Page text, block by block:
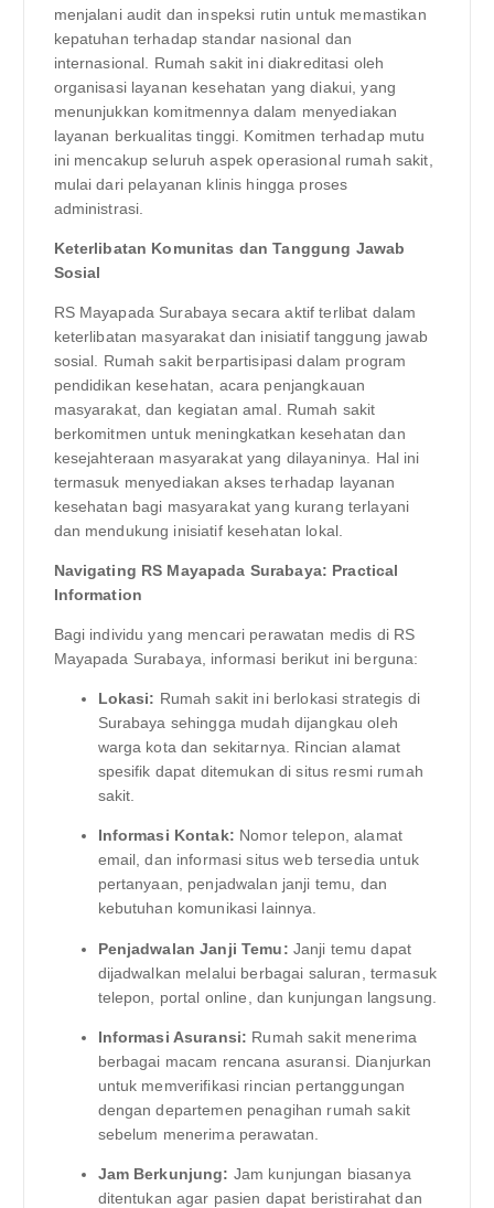
menjalani audit dan inspeksi rutin untuk memastikan
kepatuhan terhadap standar nasional dan
internasional. Rumah sakit ini diakreditasi oleh
organisasi layanan kesehatan yang diakui, yang
menunjukkan komitmennya dalam menyediakan
layanan berkualitas tinggi. Komitmen terhadap mutu
ini mencakup seluruh aspek operasional rumah sakit,
mulai dari pelayanan klinis hingga proses
administrasi.
Keterlibatan Komunitas dan Tanggung Jawab
Sosial
RS Mayapada Surabaya secara aktif terlibat dalam
keterlibatan masyarakat dan inisiatif tanggung jawab
sosial. Rumah sakit berpartisipasi dalam program
pendidikan kesehatan, acara penjangkauan
masyarakat, dan kegiatan amal. Rumah sakit
berkomitmen untuk meningkatkan kesehatan dan
kesejahteraan masyarakat yang dilayaninya. Hal ini
termasuk menyediakan akses terhadap layanan
kesehatan bagi masyarakat yang kurang terlayani
dan mendukung inisiatif kesehatan lokal.
Navigating RS Mayapada Surabaya: Practical
Information
Bagi individu yang mencari perawatan medis di RS
Mayapada Surabaya, informasi berikut ini berguna:
Lokasi: Rumah sakit ini berlokasi strategis di
Surabaya sehingga mudah dijangkau oleh
warga kota dan sekitarnya. Rincian alamat
spesifik dapat ditemukan di situs resmi rumah
sakit.
Informasi Kontak: Nomor telepon, alamat
email, dan informasi situs web tersedia untuk
pertanyaan, penjadwalan janji temu, dan
kebutuhan komunikasi lainnya.
Penjadwalan Janji Temu: Janji temu dapat
dijadwalkan melalui berbagai saluran, termasuk
telepon, portal online, dan kunjungan langsung.
Informasi Asuransi: Rumah sakit menerima
berbagai macam rencana asuransi. Dianjurkan
untuk memverifikasi rincian pertanggungan
dengan departemen penagihan rumah sakit
sebelum menerima perawatan.
Jam Berkunjung: Jam kunjungan biasanya
ditentukan agar pasien dapat beristirahat dan